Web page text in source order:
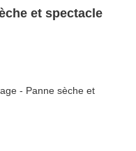
et spectacle